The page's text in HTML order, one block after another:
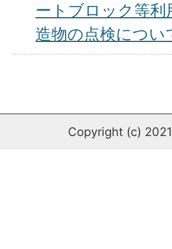
ートブロック等利
造物の点検につい
Copyright (c)